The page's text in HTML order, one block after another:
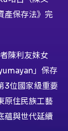
產保存法》完
陳利友妹女
」保存
3位國家級重要
原住民族工藝
蘊與世代延續